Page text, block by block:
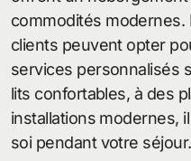
commodités modernes.
clients peuvent opter
services personnalisés
lits confortables, à des
installations modernes,
soi pendant votre séjour.